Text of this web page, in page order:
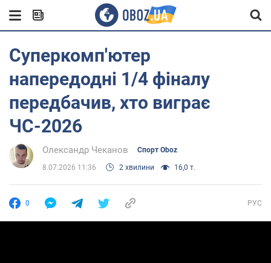
Суперкомп'ютер
напередодні 1/4 фіналу
передбачив, хто виграє
ЧС-2026
Олександр Чеканов Спорт Oboz
8.07.2026 11:36 2 хвилини 16,0 т.
0 РУС